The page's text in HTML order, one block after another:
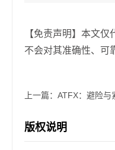
【免责声明】本文
不会对其准确性、可
上一篇： ATFX：避险与
版权说明